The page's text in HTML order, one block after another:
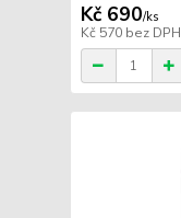
Kč 690/ks
Kč 570 bez DPH